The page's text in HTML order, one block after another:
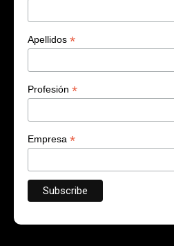
Apellidos *
Profesión *
Empresa *